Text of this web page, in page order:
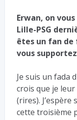
Erwan, on
Lille-PSG
êtes un fan de
vous
Je suis un fada
crois que je
(rires).
cette troisième